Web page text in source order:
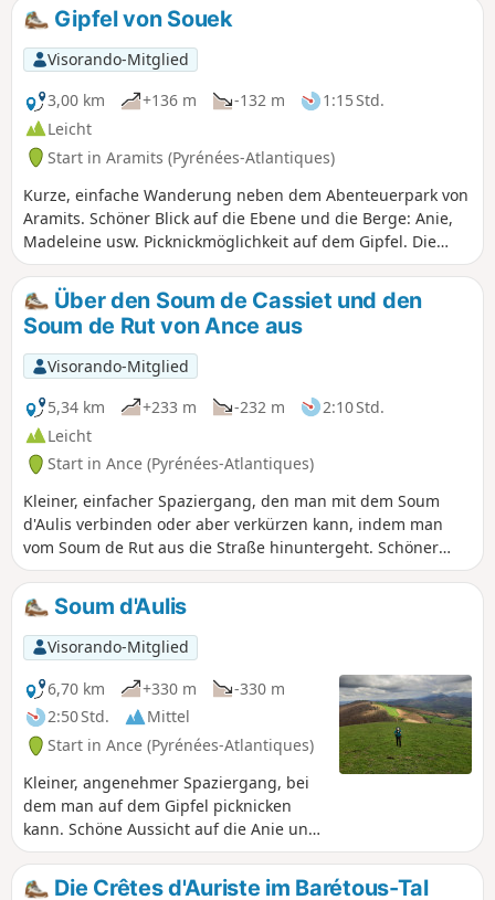
Gipfel von Souek
Visorando-Mitglied
3,00 km
+136 m -132 m
1:15 Std.
Leicht
Start in Aramits (Pyrénées-Atlantiques)
Kurze, einfache Wanderung neben dem Abenteuerpark von
Aramits. Schöner Blick auf die Ebene und die Berge: Anie,
Madeleine usw. Picknickmöglichkeit auf dem Gipfel. Die
Strecke führt abwechselnd durch Wald und über Wiesen,
einige Wegmarkierungen, außer auf dem Gipfel.
Über den Soum de Cassiet und den
Soum de Rut von Ance aus
Visorando-Mitglied
5,34 km
+233 m -232 m
2:10 Std.
Leicht
Start in Ance (Pyrénées-Atlantiques)
Kleiner, einfacher Spaziergang, den man mit dem Soum
d'Aulis verbinden oder aber verkürzen kann, indem man
vom Soum de Rut aus die Straße hinuntergeht. Schöner
Blick auf die Pyrenäen vom Gipfel aus.
Soum d'Aulis
Visorando-Mitglied
6,70 km
+330 m
-330 m
2:50 Std.
Mittel
Start in Ance (Pyrénées-Atlantiques)
Kleiner, angenehmer Spaziergang, bei
dem man auf dem Gipfel picknicken
kann. Schöne Aussicht auf die Anie und
die verstreuten Siedlungen an der
Grenze zum Béarn. Kein
Die Crêtes d'Auriste im Barétous-Tal